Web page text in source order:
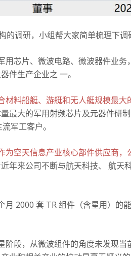
的调研，小组帮大家简单梳理下调
用芯片、微波电路、微波器件业务
件生产企业之 一。
材料船艇、游艇和无人艇规模最
最大的军用射频芯片及元器件研
军工客户。
为空天信息产业核心部件供应商
年来公司不断与航天科技、 航天
月 2000 套 TR 组件（含星用）的
阶段，从微波组件的角度未发现当